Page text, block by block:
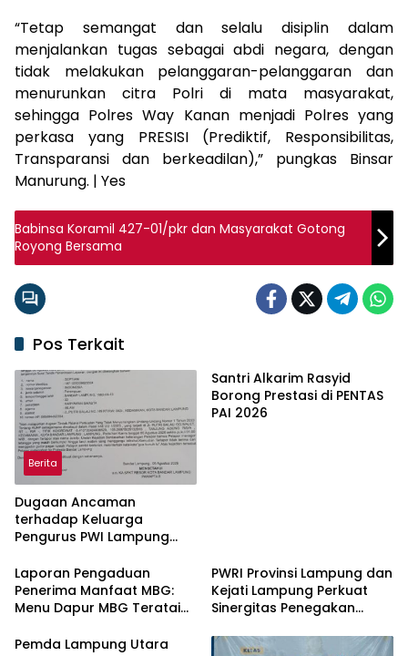
“Tetap semangat dan selalu disiplin dalam
menjalankan tugas sebagai abdi negara, dengan
tidak melakukan pelanggaran-pelanggaran dan
menurunkan citra Polri di mata masyarakat,
sehingga Polres Way Kanan menjadi Polres yang
perkasa yang PRESISI (Prediktif, Responsibilitas,
Transparansi dan berkeadilan),” pungkas Binsar
Manurung. | Yes
Babinsa Koramil 427-01/pkr dan Masyarakat Gotong
Royong Bersama
Pos Terkait
Berita
Dugaan Ancaman
terhadap Keluarga
Pengurus PWI Lampung
Jurnalis
Santri Alkarim Rasyid
Borong Prestasi di PENTAS
PAI 2026
Laporan Pengaduan
Penerima Manfaat MBG:
Menu Dapur MBG Teratai
Masyarakat Minta Satgas
PWRI Provinsi Lampung dan
Kejati Lampung Perkuat
Sinergitas Penegakan
Pemda Lampung Utara